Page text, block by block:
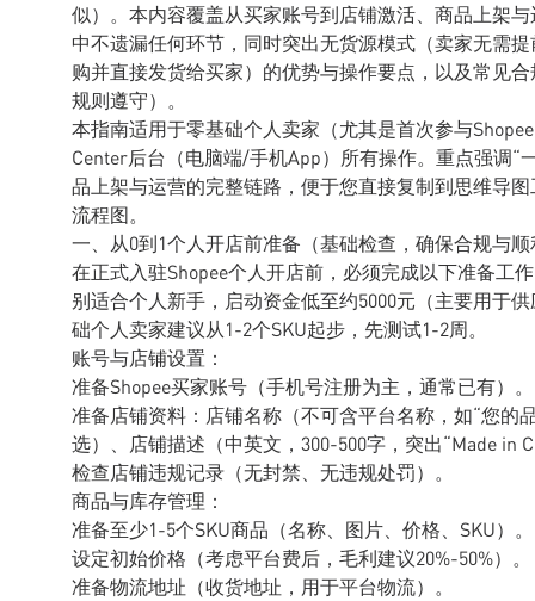
似）。本内容覆盖从买家账号到店铺激活、商品上架
中不遗漏任何环节，同时突出无货源模式（卖家无需
购并直接发货给买家）的优势与操作要点，以及常见
规则遵守）。
本指南适用于零基础个人卖家（尤其是首次参与
Center后台（电脑端/手机App）所有操作。重点强调
品上架与运营的完整链路，便于您直接复制到思维导
流程图。
一、从0到1个人开店前准备（基础检查，确保合规与
在正式入驻Shopee个人开店前，必须完成以下准备工
别适合个人新手，启动资金低至约5000元（主要用于
础个人卖家建议从1-2个SKU起步，先测试1-2周。
账号与店铺设置：
准备Shopee买家账号（手机号注册为主，通常已有）。
准备店铺资料：店铺名称（不可含平台名称，如“您的
选）、店铺描述（中英文，300-500字，突出“Made in
检查店铺违规记录（无封禁、无违规处罚）。
商品与库存管理：
准备至少1-5个SKU商品（名称、图片、价格、SKU）。
设定初始价格（考虑平台费后，毛利建议20%-50%）。
准备物流地址（收货地址，用于平台物流）。